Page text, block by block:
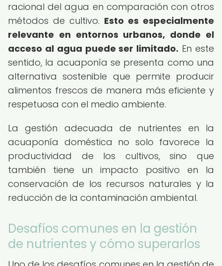
racional del agua en comparación con otros
métodos de cultivo. Esto es especialmente
relevante en entornos urbanos, donde el
acceso al agua puede ser limitado. En este
sentido, la acuaponía se presenta como una
alternativa sostenible que permite producir
alimentos frescos de manera más eficiente y
respetuosa con el medio ambiente.
La gestión adecuada de nutrientes en la
acuaponía doméstica no solo favorece la
productividad de los cultivos, sino que
también tiene un impacto positivo en la
conservación de los recursos naturales y la
reducción de la contaminación ambiental.
Desafíos comunes en la gestión
de nutrientes y cómo superarlos